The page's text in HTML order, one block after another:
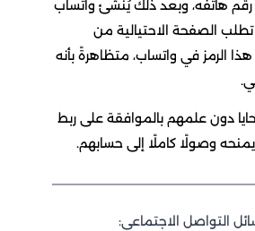
هاتفه، وبعد ذلك يُنشئ واتساب
الصفحة الاحتيالية من
الرمز في واتساب، متظاهرةً بأنه
دون علمهم بالموافقة على ربط
وصولًا كاملًا إلى حسابهم.
التواصل الاجتماعي: